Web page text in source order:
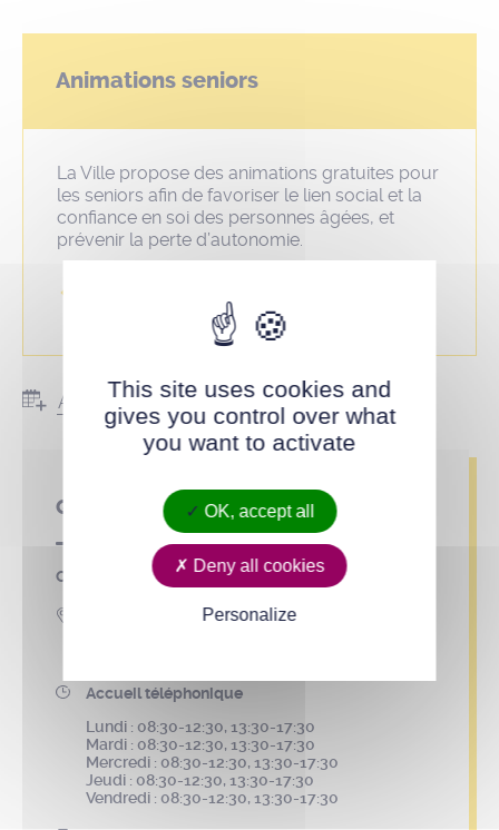
Qui contacter ?
CCAS – Service seniors – Animations seniors
2 rue de l’Hôtel-de-Ville
Accueil téléphonique
Lundi : 08:30-12:30, 13:30-17:30
Mardi : 08:30-12:30, 13:30-17:30
Mercredi : 08:30-12:30, 13:30-17:30
Jeudi : 08:30-12:30, 13:30-17:30
Vendredi : 08:30-12:30, 13:30-17:30
Animations seniors
La Ville propose des animations gratuites pour
les seniors afin de favoriser le lien social et la
confiance en soi des personnes âgées, et
prévenir la perte d’autonomie.
Ajouter au calendrier
This site uses cookies and
gives you control over what
you want to activate
OK, accept all
Deny all cookies
Personalize